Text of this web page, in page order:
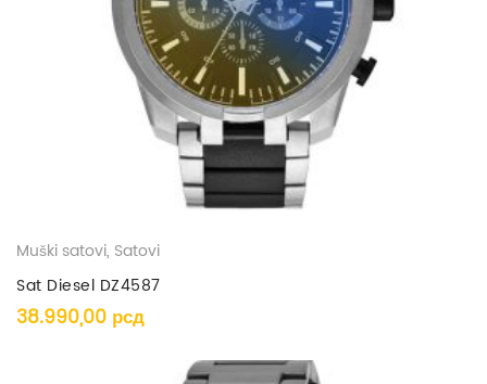
Muški satovi, Satovi
Sat Diesel DZ4587
38.990,00 рсд